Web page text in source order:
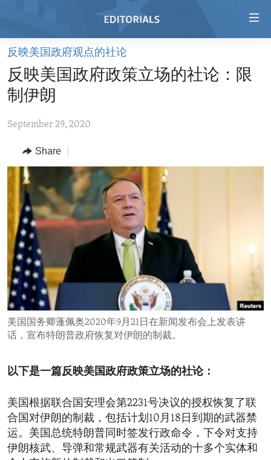
Skip
main
content
to
Navigation
Skip
Search
HOME
VIDEO
REGIONS
AFRICA
AMERICAS
ASIA
EUROPE
MIDDLE EAST
TOPICS
HUMAN RIGHTS
SECURITY AND DEFENSE
AID AND DEVELOPMENT
DEMOCRACY AND GOVERNANCE
ECONOMY AND TRADE
ENVIRONMENT AND HEALTH
IDEALS AND INSTITUTIONS
ARCHIVE
ABOUT US
FOLLOW US
反映美国政府观点的社论
反映美国政府政策立场的社论：限
制伊朗
September 29, 2020
Share
美国国务卿蓬佩奥2020年9月21日在新闻发布会上发表讲
话，宣布特朗普政府恢复对伊朗的制裁。
以下是一篇反映美国政府政策立场的社论：
美国根据联合国安理会第2231号决议的授权恢复了联
合国对伊朗的制裁，包括计划10月18日到期的武器禁
运。美国总统特朗普同时签发行政命令，下令对支持
伊朗核武、导弹和常规武器有关活动的十多个实体和